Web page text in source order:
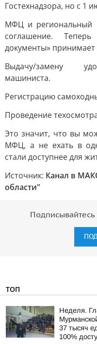
Гостехнадзора, но с 1
МФЦ и региональный
соглашение.
документы» принимает
Выдачу/замену
машиниста.
Регистрацию
Проведение
Это значит, что вы
МФЦ, а не ехать в
стали доступнее для
Источник: Канал в
области"
ТОП
Неделя.
37 тысяч
100%